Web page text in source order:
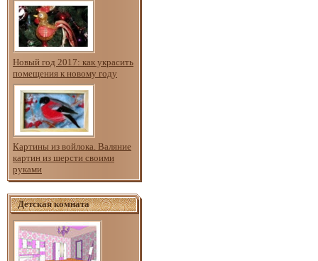
Новый год 2017: как украсить
помещения к новому году
Картины из войлока. Валяние
картин из шерсти своими
руками
Детская комната